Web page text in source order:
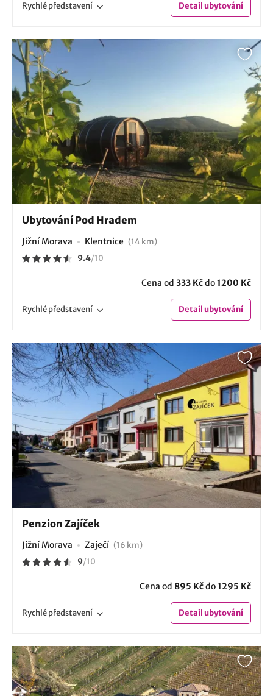
Rychlépředstavení Detailubytování
Ubytování Pod Hradem
Jižní Morava Klentnice (14 km)
9.4/10
Cena od 333 Kčdo1200 Kč
Rychlépředstavení Detailubytování
Penzion Zajíček
Jižní Morava Zaječí (16 km)
9/10
Cena od 895 Kčdo1295 Kč
Rychlépředstavení Detailubytování